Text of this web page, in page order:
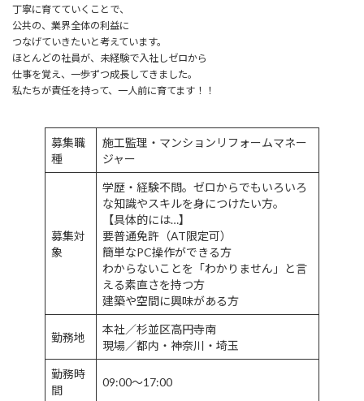
丁寧に育てていくことで、
公共の、業界全体の利益に
つなげていきたいと考えています。
ほとんどの社員が、未経験で入社しゼロから
仕事を覚え、一歩ずつ成長してきました。
私たちが責任を持って、一人前に育てます！！
募集職
種
施工監理・マンションリフォームマネー
ジャー
募集対
象
学歴・経験不問。ゼロからでもいろいろ
な知識やスキルを身につけたい方。
【具体的には…】
要普通免許（AT限定可）
簡単なPC操作ができる方
わからないことを「わかりません」と言
える素直さを持つ方
建築や空間に興味がある方
勤務地
本社／杉並区高円寺南
現場／都内・神奈川・埼玉
勤務時
間
09:00～17:00